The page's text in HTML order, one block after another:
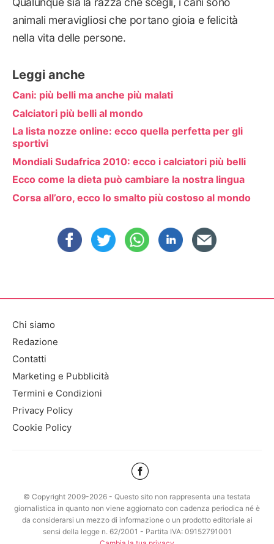
animali meravigliosi che portano gioia e felicità
nella vita delle persone.
Leggi anche
Cani: più belli ma anche più malati
Calciatori più belli al mondo
La lista nozze online: ecco quella perfetta per gli
sportivi
Mondiali Sudafrica 2010: ecco i calciatori più belli
Ecco come la dieta può cambiare la nostra lingua
Corsa all’oro, ecco lo smalto più costoso al mondo
Chi siamo
Redazione
Contatti
Marketing e Pubblicità
Termini e Condizioni
Privacy Policy
Cookie Policy
© Copyright 2009-2026 - Questo sito non rappresenta una testata
giornalistica in quanto non viene aggiornato con cadenza periodica né è
da considerarsi un mezzo di informazione o un prodotto editoriale ai
sensi della legge n. 62/2001 - Partita IVA: 09152791001